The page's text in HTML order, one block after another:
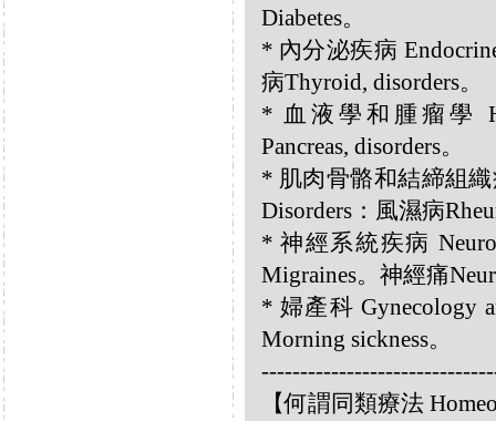
Diabetes。
* 內分泌疾病
病Thyroid, disorders。
* 血液學和腫瘤學
Pancreas, disorders。
* 肌肉骨骼和結締組織
Disorders：風濕病
* 神經系統疾病
Migraines。神經痛
* 婦產科 Gynecology
Morning sickness。
【何謂同類療法